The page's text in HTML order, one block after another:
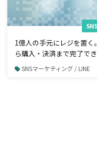
1億人の手元にレジを置
ら購入・決済まで完了で
SNSマーケティング / LINE